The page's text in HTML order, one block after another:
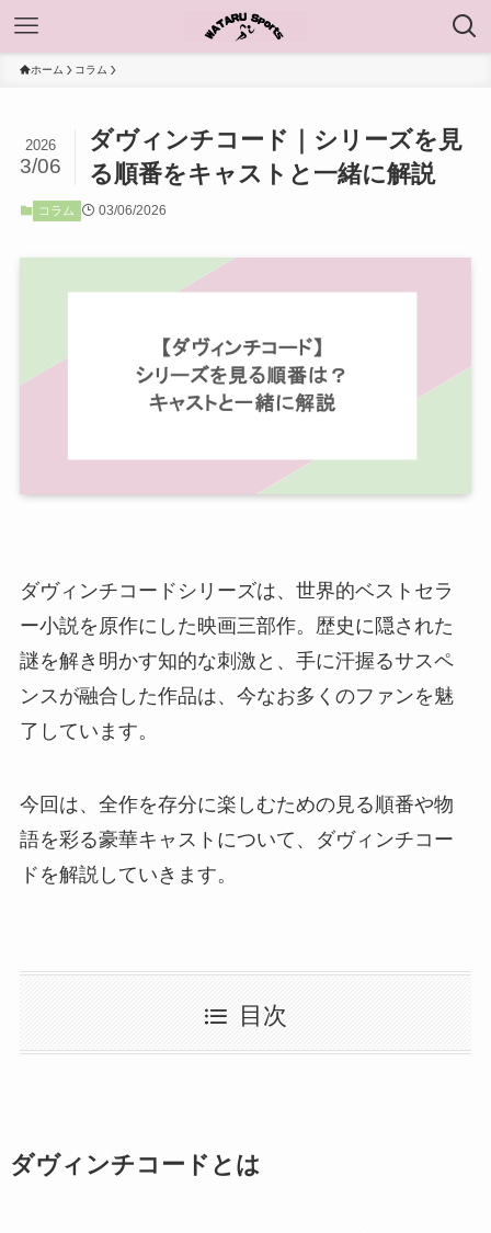
ホーム コラム
ダヴィンチコード｜シリーズを見
る順番をキャストと一緒に解説
2026
3/06
コラム 03/06/2026
ダヴィンチコードシリーズは、世界的ベストセラ
ー小説を原作にした映画三部作。歴史に隠された
謎を解き明かす知的な刺激と、手に汗握るサスペ
ンスが融合した作品は、今なお多くのファンを魅
了しています。
今回は、全作を存分に楽しむための見る順番や物
語を彩る豪華キャストについて、ダヴィンチコー
ドを解説していきます。
目次
ダヴィンチコードとは